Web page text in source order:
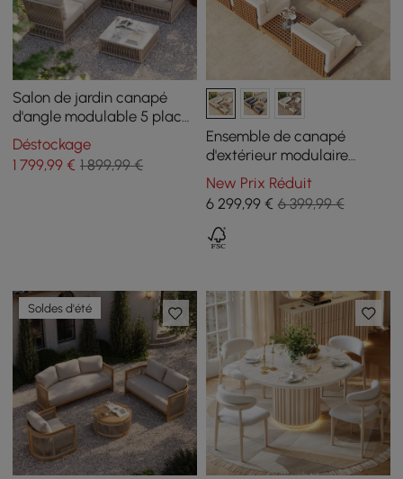
Salon de jardin canapé
d'angle modulable 5 places
et table basse en
aluminium et teck blanc
chaud
Déstockage
1 799,99 € 1 899,99 €
Ensemble de canapé
d'extérieur modulaire
sectionnel Grida 9 pièces
en teck avec table basse,
ivoire
New Prix Réduit
6 299,99€ 6 399,99 €
Soldes d'été